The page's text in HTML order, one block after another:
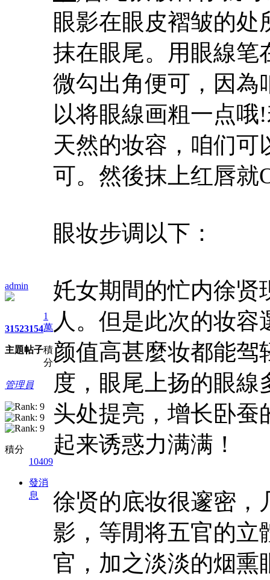
admin
3152
主題
3154
帖子
1
萬
積
分
管理員
積分
10409
發消
息
眼影在眼皮褶皱的
抹在眼尾。用眼線笔
微勾出角便可，因為
以将眼線画粗一点
天然的妆容，咱们可
可。然後抹上红唇就
眼妆步调以下：
奼女期間的忙内徐贤
人。但是此次的妆
颜值高甚麼妆都能驾
度，眼尾上扬的眼
头处提亮，增长卧蚕
起来诱惑力满满！
徐贤的底妆很邃密，
影，等閒将五官的立
官，加之淡淡的烟熏